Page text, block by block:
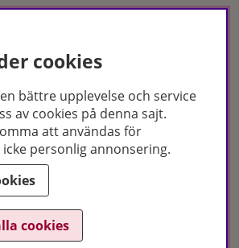
noga utvalt sortiment inom hudvård, hårvård och
i butik. Med över 50 års erfarenhet och
hjälper vi dig att hitta rätt produkter och
behov. Handla enkelt på hudoteket.se eller
Malmö.
2025
cookies
bättre upplevelse och service
av cookies på denna sajt.
att användas för
personlig annonsering.
cookies